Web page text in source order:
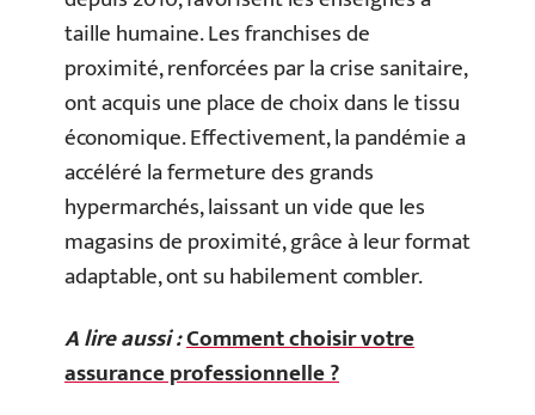
taille humaine. Les franchises de
proximité, renforcées par la crise sanitaire,
ont acquis une place de choix dans le tissu
économique. Effectivement, la pandémie a
accéléré la fermeture des grands
hypermarchés, laissant un vide que les
magasins de proximité, grâce à leur format
adaptable, ont su habilement combler.
A lire aussi :Comment choisir votre
assurance professionnelle ?